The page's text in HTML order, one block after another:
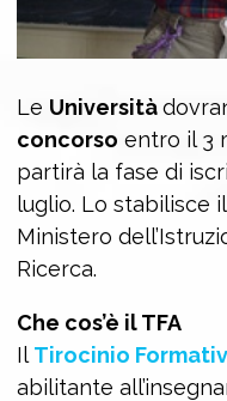
Le Università
concorso entro il 3
partirà la fase di
luglio. Lo stabilisce
Ministero
Ricerca.
Che cos’è il TFA
Il Tirocinio
abilitante